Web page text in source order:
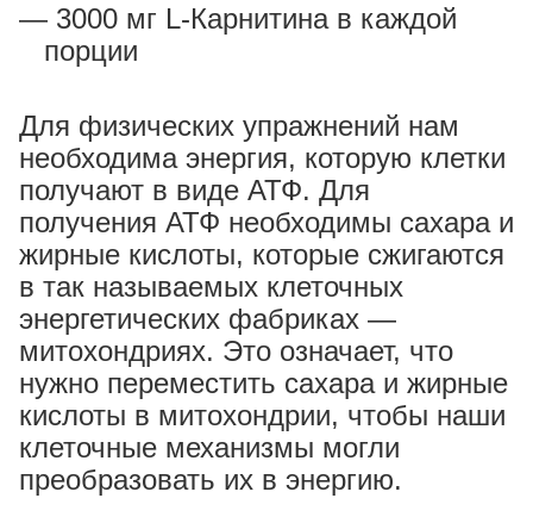
3000 мг L-Карнитина в каждой
порции
Для физических упражнений нам
необходима энергия, которую клетки
получают в виде АТФ. Для
получения АТФ необходимы сахара и
жирные кислоты, которые сжигаются
в так называемых клеточных
энергетических фабриках —
митохондриях. Это означает, что
нужно переместить сахара и жирные
кислоты в митохондрии, чтобы наши
клеточные механизмы могли
преобразовать их в энергию.